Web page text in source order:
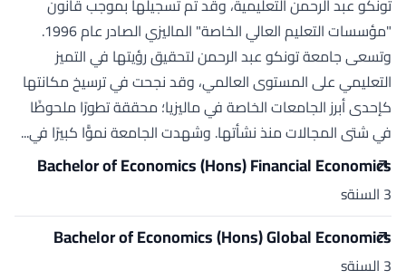
"مؤسسات التعليم العالي الخاصة" الماليزي الصادر عام 1996.
وتسعى جامعة تونكو عبد الرحمن لتحقيق رؤيتها في التميز
التعليمي على المستوى العالمي، وقد نجحت في ترسيخ مكانتها
كإحدى أبرز الجامعات الخاصة في ماليزيا؛ محققة تطورًا ملحوظًا
في شتى المجالات منذ نشأتها. وشهدت الجامعة نموًّا كبيرًا في...
Bachelor of Economics (Hons) Financial Economics
3 السنةs
Bachelor of Economics (Hons) Global Economics
3 السنةs